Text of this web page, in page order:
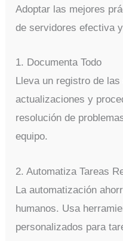
Adoptar las mejores
de servidores efectiva
1. Documenta Todo
Lleva un registro de
actualizaciones y
resolución de
equipo.
2. Automatiza Tareas
La automatización
humanos. Usa
personalizados para